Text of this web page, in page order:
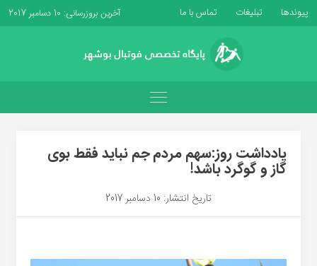
پیوندها تبلیغات تماس با ما آخرین بروزرسانی: 10 دسامبر 2017
یادداشت روز:سهم مردم جم نباید فقط بوی
گاز و گوگرد باشد!
تاریخ انتشار: 10 دسامبر 2017